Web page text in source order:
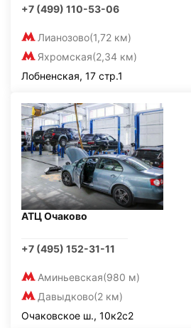
+7 (499) 110-53-06
Лианозово(1,72 км)
Яхромская(2,34 км)
Лобненская, 17 стр.1
АТЦ Очаково
+7 (495) 152-31-11
Аминьевская(980 м)
Давыдково(2 км)
Очаковское ш., 10к2с2